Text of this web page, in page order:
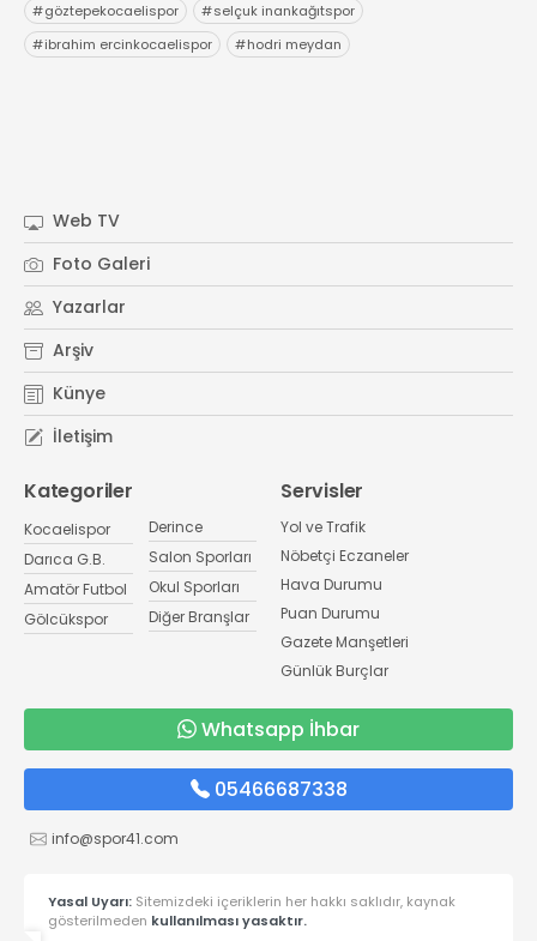
#göztepekocaelispor #selçuk inankağıtspor
#ibrahim ercinkocaelispor #hodri meydan
Web TV
Foto Galeri
Yazarlar
Arşiv
Künye
İletişim
Kategoriler
Kocaelispor
Darıca G.B.
Amatör Futbol
Gölcükspor
Derince
Salon Sporları
Okul Sporları
Diğer Branşlar
Servisler
Yol ve Trafik
Nöbetçi Eczaneler
Hava Durumu
Puan Durumu
Gazete Manşetleri
Günlük Burçlar
Whatsapp İhbar
05466687338
info@spor41.com
Yasal Uyarı: Sitemizdeki içeriklerin her hakkı saklıdır, kaynak
gösterilmeden kullanılması yasaktır.